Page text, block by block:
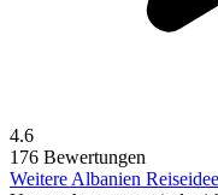
4.6
176 Bewertungen
Weitere Albanien